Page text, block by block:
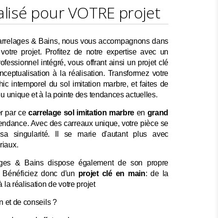
pour VOTRE projet
& Bains, nous vous accompagnons dans
projet. Profitez de notre expertise avec un
intégré, vous offrant ainsi un projet clé
à la réalisation. Transformez votre
intemporel du sol imitation marbre, et faites de
unique et à la pointe des tendances actuelles.
par ce carrelage sol imitation marbre en grand
Avec des carreaux unique, votre pièce se
singularité. Il se marie d'autant plus avec
& Bains dispose également de son propre
Bénéficiez donc d'un projet clé en main: de la
la réalisation de votre projet
et de conseils ?